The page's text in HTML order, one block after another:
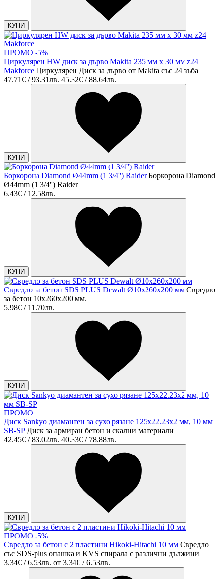
КУПИ
ПРОМО -5%
Циркулярен HW диск за дърво Makita 235 мм х 30 мм z24
Makforce Циркулярен Диск за дърво от Makita със 24 зъба
47.71€ / 93.31лв. 45.32€ / 88.64лв.
КУПИ
Боркорона Diamond Ø44mm (1 3/4'') Raider Боркорона Diamond
Ø44mm (1 3/4'') Raider
6.43€ / 12.58лв.
КУПИ
Свредло за бетон SDS PLUS Dewalt Ø10х260x200 мм Свредло
за бетон 10x260x200 мм.
5.98€ / 11.70лв.
КУПИ
ПРОМО
Диск Sankyo диамантен за сухо рязане 125x22.23x2 мм, 10 мм
SB-SP Диск за армиран бетон и скални материали
42.45€ / 83.02лв. 40.33€ / 78.88лв.
КУПИ
ПРОМО -5%
Свредло за бетон с 2 пластини Hikoki-Hitachi 10 мм Свредло
със SDS-plus опашка и KVS спирала с различни дължини
3.34€ / 6.53лв. от 3.34€ / 6.53лв.